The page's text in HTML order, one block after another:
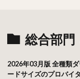
総合部門
2026年03月版 全種類
ードサイズのプロバイ